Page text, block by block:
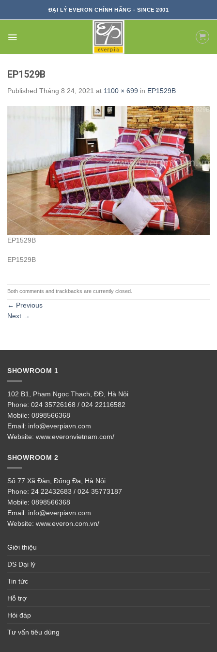
ĐẠI LÝ EVERON CHÍNH HÃNG - SINCE 2001
EP1529B
Published Tháng 8 24, 2021 at 1100 × 699 in EP1529B
EP1529B
EP1529B
Both comments and trackbacks are currently closed.
← Previous
Next →
SHOWROOM 1
102 B1, Phạm Ngọc Thạch, ĐĐ, Hà Nội
Phone: 024 35726168 / 024 22116582
Mobile: 0898566368
Email: info@everpiavn.com
Website: www.everonvietnam.com/
SHOWROOM 2
Số 77 Xã Đàn, Đống Đa, Hà Nội
Phone: 24 22432683 / 024 35773187
Mobile: 0898566368
Email: info@everpiavn.com
Website: www.everon.com.vn/
Giới thiệu
DS Đại lý
Tin tức
Hỗ trợ
Hỏi đáp
Tư vấn tiêu dùng